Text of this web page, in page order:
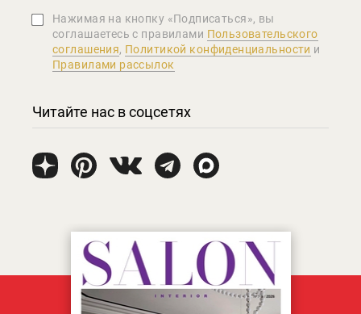
Нажимая на кнопку «Подписаться», вы
соглашаетеcь с правилами Пользовательского
соглашения, Политикой конфиденциальности и
Правилами рассылок
Читайте нас в соцсетях